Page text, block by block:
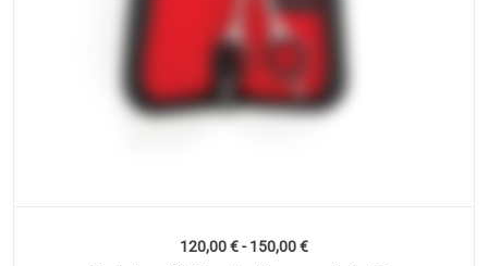
120,00€- 150,00€